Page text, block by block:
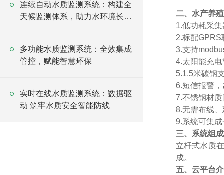
连续自动水质监测系统：构建全
天候监测体系，助力水环境长效
多功能水质监测系统：全效集成
管控，赋能智慧环保
实时在线水质监测系统：数据驱
动 筑牢水质安全智能防线
二、 水产养
1.低功耗采
2.标配
3.支持
4.太阳能充
5.1.5米碳钢
6.短信报警
7.不锈钢材
8.无需布线
9.系统可集
三、系统组成
立杆式水质
成。
五、云平台